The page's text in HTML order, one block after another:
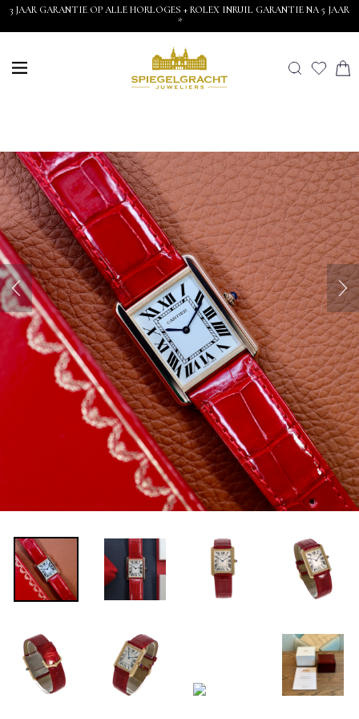
3 JAAR GARANTIE OP ALLE HORLOGES + ROLEX INRUIL GARANTIE NA 5 JAAR
*